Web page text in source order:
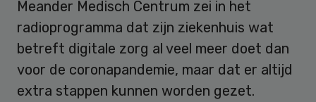
Meander Medisch Centrum zei in het
radioprogramma dat zijn ziekenhuis wat
betreft digitale zorg al veel meer doet dan
voor de coronapandemie, maar dat er altijd
extra stappen kunnen worden gezet.